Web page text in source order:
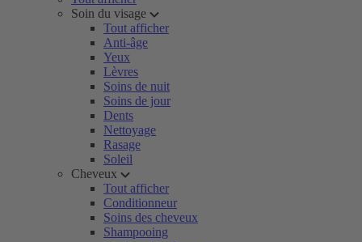
Soin du visage
Tout afficher
Anti-âge
Yeux
Lèvres
Soins de nuit
Soins de jour
Dents
Nettoyage
Rasage
Soleil
Cheveux
Tout afficher
Conditionneur
Soins des cheveux
Shampooing